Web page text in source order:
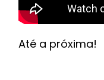
Até a próxima!